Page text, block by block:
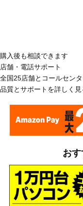
購入後も相談できます
店舗・電話サポート
全国25店舗とコールセン
品質とサポートを詳しく見
お